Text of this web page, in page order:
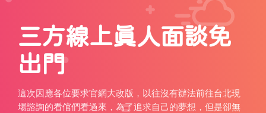
三方線上真人面談免
出門
這次因應各位要求官網大改版，以往沒有辦法前往台北現
場諮詢的看倌們看過來，為了追求自己的夢想，但是卻無